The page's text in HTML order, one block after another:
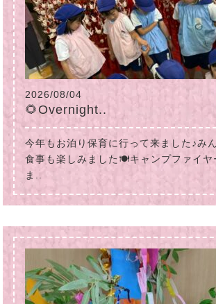
2026/08/04
🌻Overnight..
今年もお泊り保育に行って来ました♪み
食事も楽しみました🍽キャンプファイヤ
ま..